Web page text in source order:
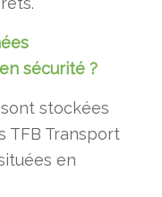
sécurité ?
stockées
TFB Transport
en